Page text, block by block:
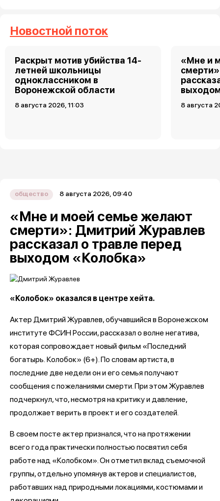
Новостной поток
Раскрыт мотив убийства 14-
летней школьницы
одноклассником в
Воронежской области
8 августа 2026, 11:03
«Мне и
8 августа
общество 8 августа 2026, 09:40
«Мне и моей семье желают
смерти»: Дмитрий Журавлев
рассказал о травле перед
выходом «Колобка»
«Колобок» оказался в центре хейта.
Актер Дмитрий Журавлев, обучавшийся в Воронежском
институте ФСИН России, рассказал о волне негатива,
которая сопровождает новый фильм «Последний
богатырь. Колобок» (6+). По словам артиста, в
последние две недели он и его семья получают
сообщения с пожеланиями смерти. При этом Журавлев
подчеркнул, что, несмотря на критику и давление,
продолжает верить в проект и его создателей.
В своем посте актер признался, что на протяжении
всего года практически полностью посвятил себя
работе над «Колобком». Он отметил вклад съемочной
группы, отдельно упомянув актеров и специалистов,
работавших над природными локациями, костюмами и